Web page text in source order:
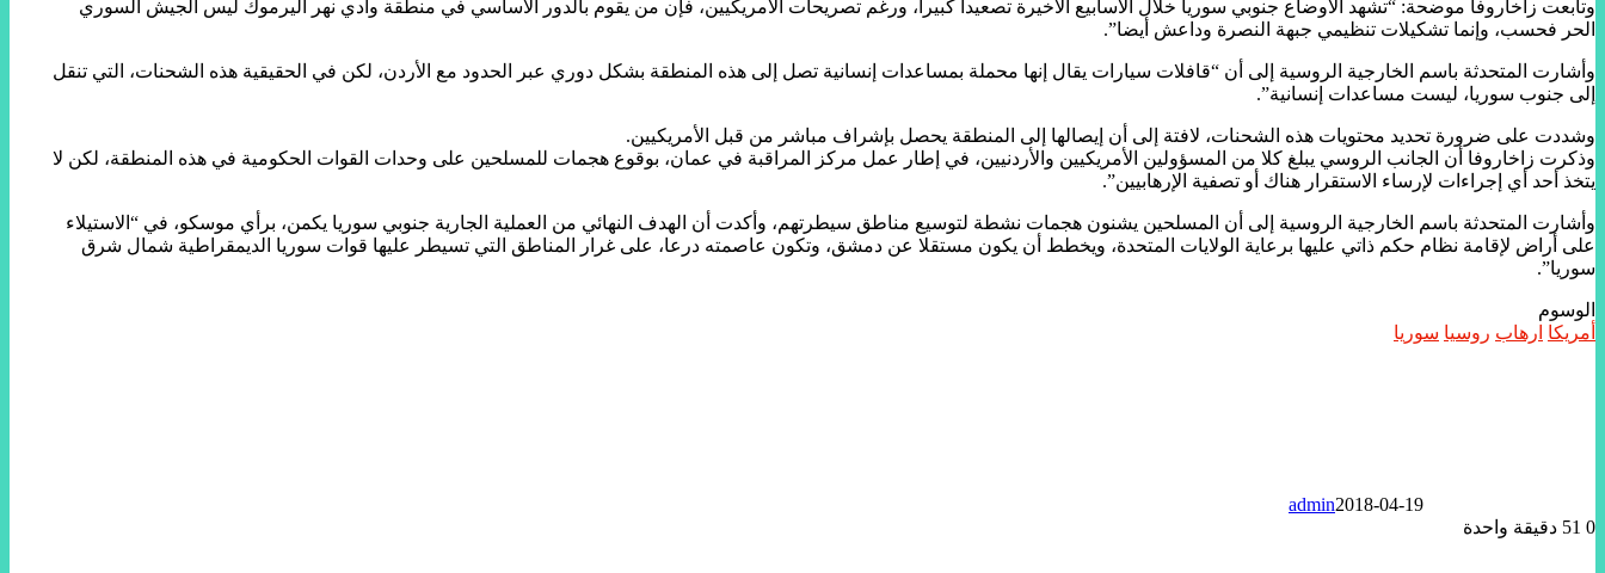
وتابعت زاخاروفا موضحة: “تشهد الأوضاع جنوبي سوريا خلال الأسابيع الأخيرة تصعيدا كبيرا، ورغم تصريحات الأمريكيين، فإن من يقوم بالدور الأساسي في منطقة وادي نهر اليرموك ليس الجيش السوري
الحر فحسب، وإنما تشكيلات تنظيمي جبهة النصرة وداعش أيضا”.
وأشارت المتحدثة باسم الخارجية الروسية إلى أن “قافلات سيارات يقال إنها محملة بمساعدات إنسانية تصل إلى هذه المنطقة بشكل دوري عبر الحدود مع الأردن، لكن في الحقيقية هذه الشحنات، التي تنقل
إلى جنوب سوريا، ليست مساعدات إنسانية”.
وشددت على ضرورة تحديد محتويات هذه الشحنات، لافتة إلى أن إيصالها إلى المنطقة يحصل بإشراف مباشر من قبل الأمريكيين.
وذكرت زاخاروفا أن الجانب الروسي يبلغ كلا من المسؤولين الأمريكيين والأردنيين، في إطار عمل مركز المراقبة في عمان، بوقوع هجمات للمسلحين على وحدات القوات الحكومية في هذه المنطقة، لكن لا
يتخذ أحد أي إجراءات لإرساء الاستقرار هناك أو تصفية الإرهابيين”.
وأشارت المتحدثة باسم الخارجية الروسية إلى أن المسلحين يشنون هجمات نشطة لتوسيع مناطق سيطرتهم، وأكدت أن الهدف النهائي من العملية الجارية جنوبي سوريا يكمن، برأي موسكو، في “الاستيلاء
على أراض لإقامة نظام حكم ذاتي عليها برعاية الولايات المتحدة، ويخطط أن يكون مستقلا عن دمشق، وتكون عاصمته درعا، على غرار المناطق التي تسيطر عليها قوات سوريا الديمقراطية شمال شرق
سوريا”.
الوسوم
أمريكا ارهاب روسيا سوريا
admin2018-04-19
0
دقيقة واحدة